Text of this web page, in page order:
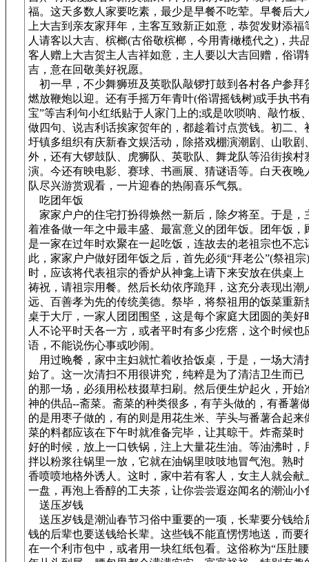
福。这天多数人家要吃素，最少是早餐不吃荤。早餐后大
上大吉到亲友家拜年，主客互致新正如意，恭贺发财添福
人请客以大吉、槟榔(古俗敬槟榔，今用青橄榄代之)，共
客人赠上大吉贺主人吉祥如意，主人要以大吉回赠，俗谓
吉，意在回敬美好祝愿。
初一早，不少舞狮班及英歌队敲锣打鼓到各村各户参拜
燃放鞭炮以迎。还有手摇万年青叶(俗谓摇钱树)或手执书
宝”等吉利句小红纸贴于人家门上的;或是吹唢呐、敲竹板
做四句、说吉利话挨家贺年的，都趁着讨点赏钱。初二、
圩镇多组织有庆新春文娱活动，除搭戏棚演潮剧、山歌剧
外，还有大锣鼓队、虎狮队、英歌队、舞龙队等沿街挨村
演。今还有映电影、赛球、书画展、猜谜语等。白天夜晚
队尽兴游赏观看，一片迎春的热闹喜乐气氛。
吃团年饭
家家户户的住宅打扮得焕然一新后，除夕将至。于是，
着准备做一年之中最丰盛、最富意义的团年饭。团年饭，
是一家在过年时欢聚在一起吃饭，连故去的老祖宗也不忘
此，家家户户做好团年饭之后，首先必须“拜老公”(祭祖
时，应该将代表祖宗的香炉从神龛上请下来安放在供桌上
祷祝，请祖宗用餐。然后长幼依序跪拜，这充分表现出潮
远、百善孝为先的传统美德。祭毕，将祭祖用的饭菜重新
桌于大厅，一家人团团围坚，这是每个家庭大团圆的美好
人不论平时天各一方，或者平时有多少疙瘩，这个时候也
语，不能说伤心事或吵闹。
用过晚餐，家中主妇就忙着收拾饭桌，于是，一场大清
始了。这一次清扫不用很讲究，纯粹是为了清洁卫生而已
的那一场，必须用松枝掇草扫刷。然后便生炉起火，开始
神的供品--斋菜。斋菜的种类很多，有芋头做的，有番薯
的是用枣子做的，有的则是用花生米、芋头与番薯合起来
菜的料都应该在下午时就准备完毕，让其晾干。炸斋菜时
好的时候，放上一口铁锅，注上大量花生油。等油沸时，
拌以粉浆往锅里一放，它就在油锅里吱吱地冒气泡。熟时
香喷喷地格外诱人。这时，家中若有客人，女主人就会献
一盘，再泡上香醇的工夫茶，让你尝尝遐迩闻名的潮汕小
送压岁钱
送压岁钱是潮汕春节习俗中重要的一项，长辈要分钱给
钱的后辈也要送钱给长辈。这些钱不能直愣愣地送，而要
在一个利市包中，或者用一块红纸包看。这俗称为“压肚